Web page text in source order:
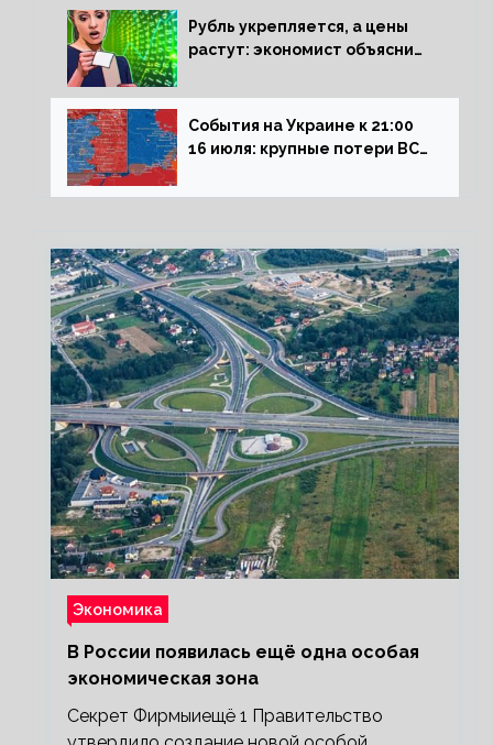
Рубль укрепляется, а цены
растут: экономист объяснил
на рынок РФ
События на Украине к 21:00
16 июля: крупные потери ВСУ
обстреливает Донбасс из
Экономика
В России появилась ещё одна особая
экономическая зона
Секрет Фирмыиещё 1 Правительство